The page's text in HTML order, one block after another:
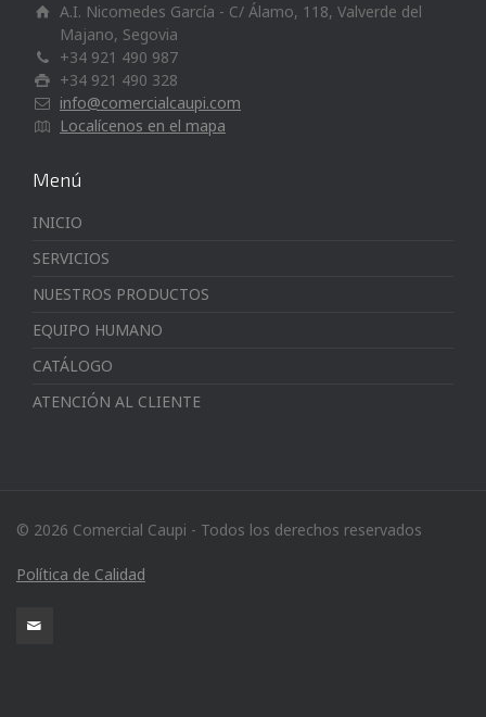
A.I. Nicomedes García - C/ Álamo, 118, Valverde del
Majano, Segovia
+34 921 490 987
+34 921 490 328
info@comercialcaupi.com
Localícenos en el mapa
Menú
INICIO
SERVICIOS
NUESTROS PRODUCTOS
EQUIPO HUMANO
CATÁLOGO
ATENCIÓN AL CLIENTE
© 2026 Comercial Caupi - Todos los derechos reservados
Política de Calidad